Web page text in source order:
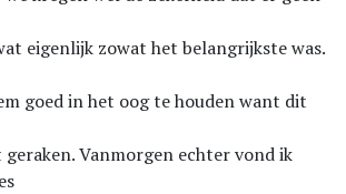
eigenlijk zowat het belangrijkste was.
goed in het oog te houden want dit
Vanmorgen echter vond ik